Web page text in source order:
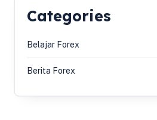
Categories
Belajar Forex
Berita Forex